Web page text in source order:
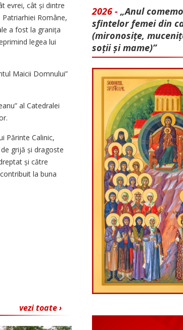
evrei, cât și dintre
Române,
a fost la granița
legea lui
Maicii Domnului”
al Catedralei
Părinte Calinic,
grijă și dragoste
și către
la buna
vezi toate ›
2026 - „Anul
sfintelor femei din
(mironosițe,
soții și mame)”